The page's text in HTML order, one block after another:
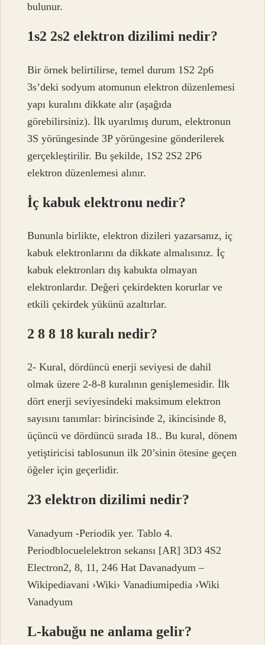
bulunur.
1s2 2s2 elektron dizilimi nedir?
Bir örnek belirtilirse, temel durum 1S2 2p6
3s’deki sodyum atomunun elektron düzenlemesi
yapı kuralını dikkate alır (aşağıda
görebilirsiniz). İlk uyarılmış durum, elektronun
3S yörüngesinde 3P yörüngesine gönderilerek
gerçekleştirilir. Bu şekilde, 1S2 2S2 2P6
elektron düzenlemesi alınır.
İç kabuk elektronu nedir?
Bununla birlikte, elektron dizileri yazarsanız, iç
kabuk elektronlarını da dikkate almalısınız. İç
kabuk elektronları dış kabukta olmayan
elektronlardır. Değeri çekirdekten korurlar ve
etkili çekirdek yükünü azaltırlar.
2 8 8 18 kuralı nedir?
2- Kural, dördüncü enerji seviyesi de dahil
olmak üzere 2-8-8 kuralının genişlemesidir. İlk
dört enerji seviyesindeki maksimum elektron
sayısını tanımlar: birincisinde 2, ikincisinde 8,
üçüncü ve dördüncü sırada 18.. Bu kural, dönem
yetiştiricisi tablosunun ilk 20’sinin ötesine geçen
öğeler için geçerlidir.
23 elektron dizilimi nedir?
Vanadyum -Periodik yer. Tablo 4.
Periodblocuelelektron sekansı [AR] 3D3 4S2
Electron2, 8, 11, 246 Hat Davanadyum –
Wikipediavani ›Wiki› Vanadiumipedia ›Wiki
Vanadyum
L-kabuğu ne anlama gelir?